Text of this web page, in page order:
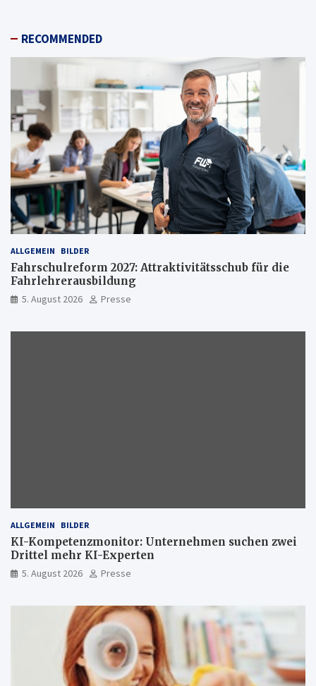
RECOMMENDED
ALLGEMEIN BILDER
Fahrschulreform 2027: Attraktivitätsschub für die
Fahrlehrerausbildung
5. August 2026 Presse
ALLGEMEIN BILDER
KI-Kompetenzmonitor: Unternehmen suchen zwei
Drittel mehr KI-Experten
5. August 2026 Presse